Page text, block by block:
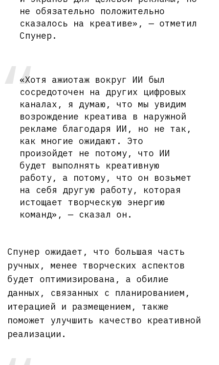
не обязательно положительно
сказалось на креативе», — отметил
Спунер.
«Хотя ажиотаж вокруг ИИ был
сосредоточен на других цифровых
каналах, я думаю, что мы увидим
возрождение креатива в наружной
рекламе благодаря ИИ, но не так,
как многие ожидают. Это
произойдет не потому, что ИИ
будет выполнять креативную
работу, а потому, что он возьмет
на себя другую работу, которая
истощает творческую энергию
команд», — сказал он.
Спунер ожидает, что большая часть
ручных, менее творческих аспектов
будет оптимизирована, а обилие
данных, связанных с планированием,
итерацией и размещением, также
поможет улучшить качество креативной
реализации.